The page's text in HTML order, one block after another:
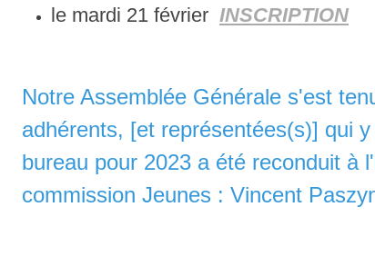
le mardi 21 février INSCRIPTION
Notre Assemblée Générale s'est
adhérents, [et représentées(s)] qui
bureau pour 2023 a été reconduit à
commission Jeunes : Vincent